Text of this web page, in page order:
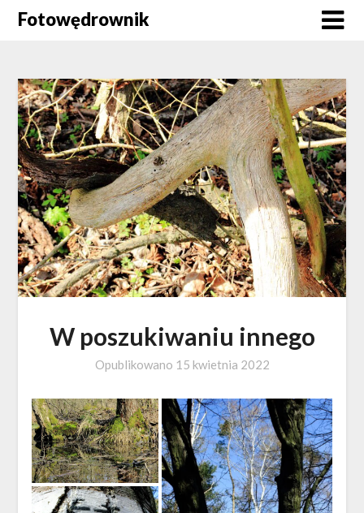
SkipFotowędrownik
W poszukiwaniu innego
Opublikowano 15 kwietnia 2022